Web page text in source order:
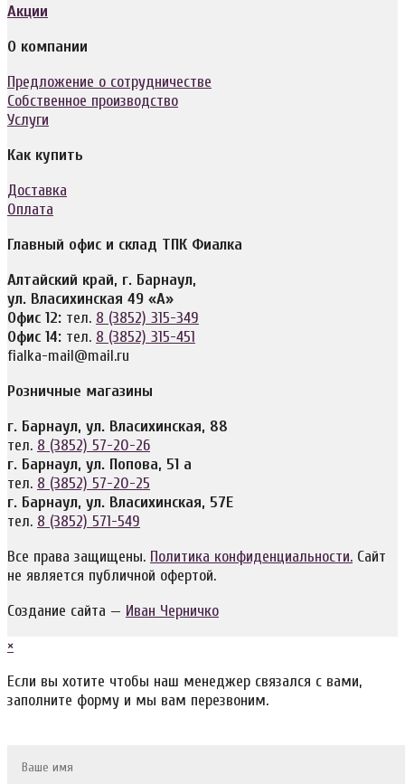
Акции
О компании
Предложение о сотрудничестве
Собственное производство
Услуги
Как купить
Доставка
Оплата
Главный офис и склад ТПК Фиалка
Алтайский край, г. Барнаул,
ул. Власихинская 49 «А»
Офис 12: тел. 8 (3852) 315-349
Офис 14: тел. 8 (3852) 315-451
fialka-mail@mail.ru
Розничные магазины
г. Барнаул, ул. Власихинская, 88
тел. 8 (3852) 57-20-26
г. Барнаул, ул. Попова, 51 а
тел. 8 (3852) 57-20-25
г. Барнаул, ул. Власихинская, 57Е
тел. 8 (3852) 571-549
Все права защищены. Политика конфиденциальности. Сайт
не является публичной офертой.
Создание сайта — Иван Черничко
×
Если вы хотите чтобы наш менеджер связался с вами,
заполните форму и мы вам перезвоним.